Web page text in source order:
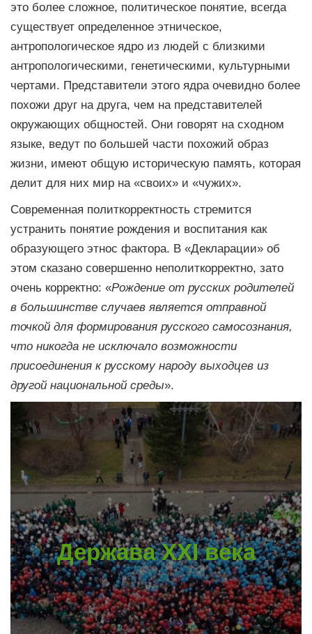
это более сложное, политическое понятие, всегда
существует определенное этническое,
антропологическое ядро из людей с близкими
антропологическими, генетическими, культурными
чертами. Представители этого ядра очевидно более
похожи друг на друга, чем на представителей
окружающих общностей. Они говорят на сходном
языке, ведут по большей части похожий образ
жизни, имеют общую историческую память, которая
делит для них мир на «своих» и «чужих».
Современная политкорректность стремится
устранить понятие рождения и воспитания как
образующего этнос фактора. В «Декларации» об
этом сказано совершенно неполиткорректно, зато
очень корректно: «Рождение от русских родителей
в большинстве случаев является отправной
точкой для формирования русского самосознания,
что никогда не исключало возможности
присоединения к русскому народу выходцев из
другой национальной среды».
Держава XXI века